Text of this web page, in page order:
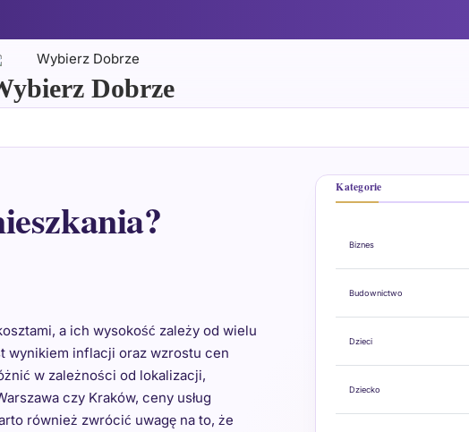
Dobrze
a ich wysokość zależy od wielu
wynikiem inflacji oraz wzrostu cen
w zależności od lokalizacji,
czy Kraków, ceny usług
również zwrócić uwagę na to, że
Kategorie
Biznes
Budownictwo
Dzieci
Dziecko